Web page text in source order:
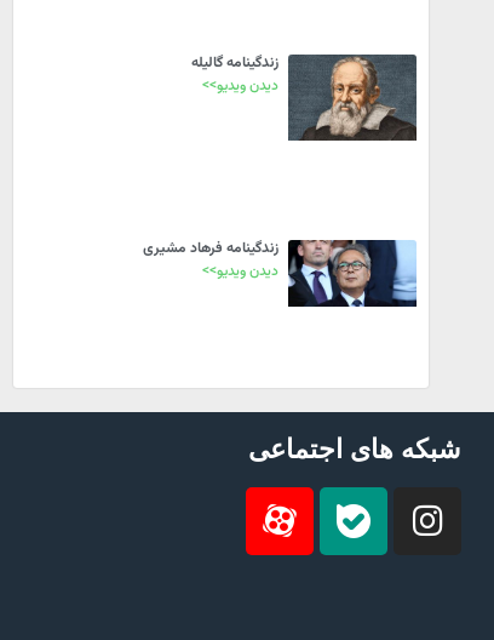
زندگینامه گالیله
دیدن ویدیو>>
زندگینامه فرهاد مشیری
دیدن ویدیو>>
شبکه های اجتماعی